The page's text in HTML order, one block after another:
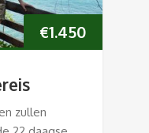
€1.450
zullen